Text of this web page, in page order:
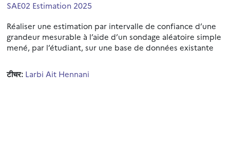
SAE02 Estimation 2025
Réaliser une estimation par intervalle de confiance d’une
grandeur mesurable à l’aide d’un sondage aléatoire simple
mené, par l’étudiant, sur une base de données existante
टीचर: Larbi Ait Hennani